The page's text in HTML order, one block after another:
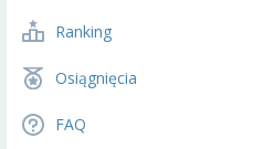
Ranking
Osiągnięcia
FAQ